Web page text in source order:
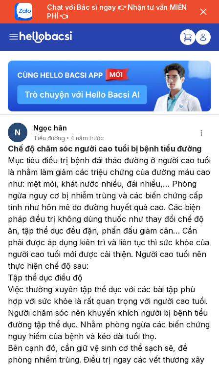
Chat với Bác sĩ ngay 👉 Nhận tư vấn MIỄN
PHÍ 👈
N Ngọc hân
Tiểu đường 4 năm trước
Chế độ chăm sóc người cao tuổi bị bệnh tiểu đường
Mục tiêu điều trị bệnh đái tháo đường ở người cao tuổi
là nhằm làm giảm các triệu chứng của đường máu cao
như: mệt mỏi, khát nước nhiều, đái nhiều,… Phòng
ngừa nguy cơ bị nhiễm trùng và các biến chứng cấp
tính như hôn mê do đường huyết quá cao. Các biện
pháp điều trị không dùng thuốc như thay đổi chế độ
ăn, tập thể dục đều đặn, phấn đấu giảm cân… Cần
phải được áp dụng kiên trì và liên tục thì sức khỏe của
người cao tuổi mới được cải thiện. Người cao tuổi nên
thực hiện chế độ sau:
Tập thể dục điều độ
Việc thường xuyên tập thể dục với các bài tập phù
hợp với sức khỏe là rất quan trọng với người cao tuổi.
Người chăm sóc nên khuyến khích người bị bệnh tiểu
đường tập thể dục. Nhằm phòng ngừa các biến chứng
nguy hiểm của bệnh và kéo dài tuổi thọ.
Bên cạnh đó, cần giữ vệ sinh cơ thể sạch sẽ, đề
phòng nhiễm trùng. Điều trị ngay các vết thương xây